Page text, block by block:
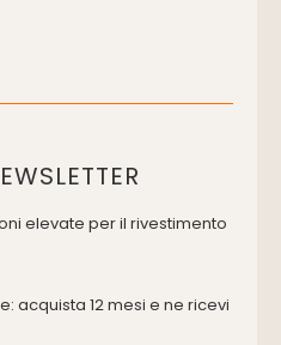
per wc
Elettrici
elevate per il rivestimento
acquista 12 mesi e ne ricevi